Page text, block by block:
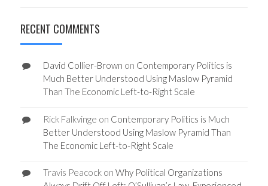
RECENT COMMENTS
David Collier-Brown on Contemporary Politics is
Much Better Understood Using Maslow Pyramid
Than The Economic Left-to-Right Scale
Rick Falkvinge on Contemporary Politics is Much
Better Understood Using Maslow Pyramid Than
The Economic Left-to-Right Scale
Travis Peacockon Why Political Organizations